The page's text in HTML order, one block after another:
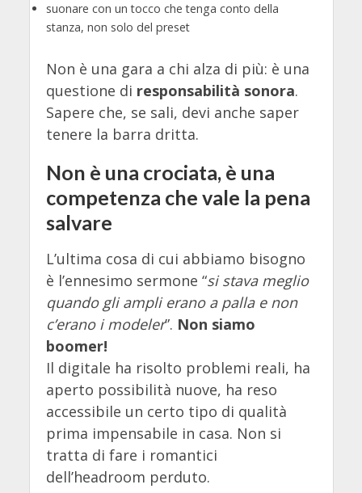
suonare con un tocco che tenga conto della
stanza, non solo del preset
Non è una gara a chi alza di più: è una
questione di responsabilità sonora.
Sapere che, se sali, devi anche saper
tenere la barra dritta.
Non è una crociata, è una
competenza che vale la pena
salvare
L’ultima cosa di cui abbiamo bisogno
è l’ennesimo sermone “si stava meglio
quando gli ampli erano a palla e non
c’erano i modeler”. Non siamo
boomer!
Il digitale ha risolto problemi reali, ha
aperto possibilità nuove, ha reso
accessibile un certo tipo di qualità
prima impensabile in casa. Non si
tratta di fare i romantici
dell’headroom perduto.